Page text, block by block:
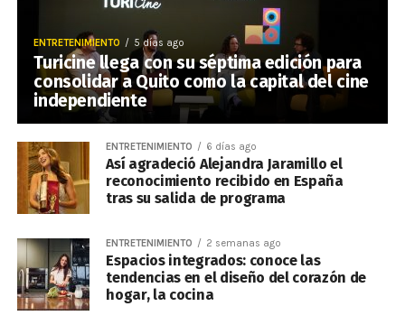
ENTRETENIMIENTO 5 días ago
Turicine llega con su séptima edición para
consolidar a Quito como la capital del cine
independiente
ENTRETENIMIENTO 6 días ago
Así agradeció Alejandra Jaramillo el
reconocimiento recibido en España
tras su salida de programa
ENTRETENIMIENTO 2 semanas ago
Espacios integrados: conoce las
tendencias en el diseño del corazón de
hogar, la cocina